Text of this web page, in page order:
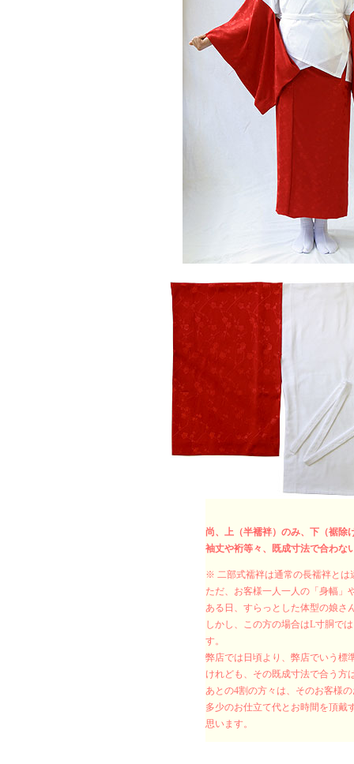
尚、上（半襦袢）のみ、下（裾除
袖丈や裄等々、既成寸法で合わな
※ 二部式襦袢は通常の長襦袢とは
ただ、お客様一人一人の「身幅」
ある日、すらっとした体型の娘さ
しかし、この方の場合はL寸胴で
す。
弊店では日頃より、弊店でいう標
けれども、その既成寸法で合う方
あとの4割の方々は、そのお客様
多少のお仕立て代とお時間を頂戴
思います。